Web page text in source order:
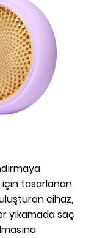
için tasarlanan
cihaz,
yıkamada saç